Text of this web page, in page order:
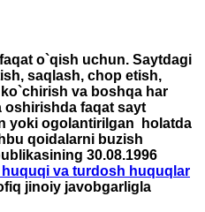
o`qish uchun. Saytdagi
saqlash, chop etish,
va boshqa har
oshirishda faqat sayt
yoki ogolantirilgan holatda
qoidalarni buzish
30.08.1996
va turdosh huquqlar
jinoiy javobgarligla